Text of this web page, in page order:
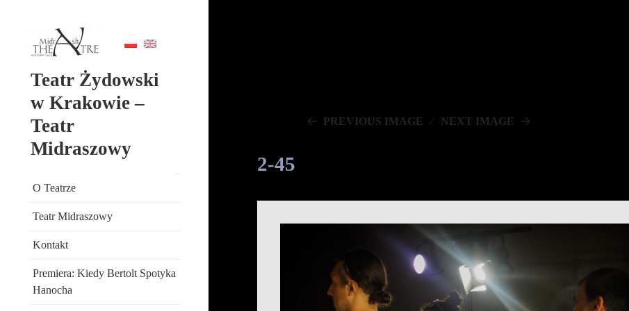
Teatr Żydowski
w Krakowie –
Teatr
Midraszowy
O Teatrze
Teatr Midraszowy
Kontakt
Premiera: Kiedy Bertolt Spotyka
Hanocha
PREVIOUS IMAGE NEXT IMAGE
2-45